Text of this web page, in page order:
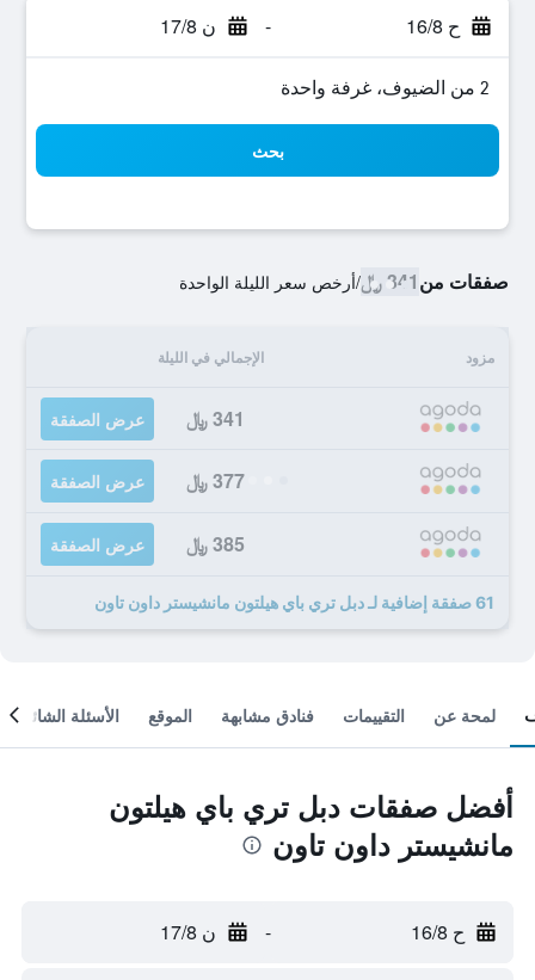
ح 16/8 - ن 17/8
2 من الضيوف، غرفة واحدة
بحث
صفقات من341 ﷼ /أرخص سعر الليلة الواحدة
مزود الإجمالي في الليلة
341 ﷼ عرض الصفقة
377 ﷼ عرض الصفقة
385 ﷼ عرض الصفقة
61 صفقة إضافية لـ دبل تري باي هيلتون مانشيستر داون تاون
لمحة عن التقييمات فنادق مشابهة الموقع الأسئلة الشائعة
أفضل صفقات دبل تري باي هيلتون
مانشيستر داون تاون
ح 16/8 - ن 17/8